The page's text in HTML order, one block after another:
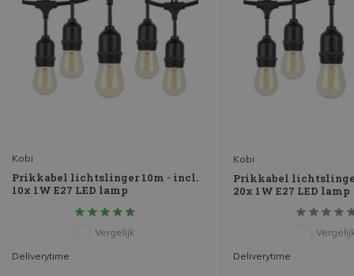
Kobi
Prikkabel lichtslinger 10m - incl.
10x 1W E27 LED lamp
Vergelijk
Deliverytime
Kobi
Prikkabel
20x 1W E27 LED lamp
Deliverytime